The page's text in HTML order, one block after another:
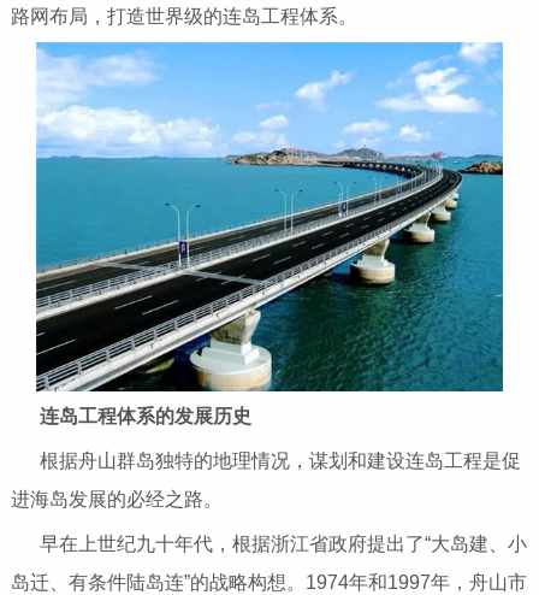
路网布局，打造世界级的连岛工程体系。
连岛工程体系的发展历史
根据舟山群岛独特的地理情况，谋划和建设连岛工程是促
进海岛发展的必经之路。
早在上世纪九十年代，根据浙江省政府提出了“大岛建、小
岛迁、有条件陆岛连”的战略构想。1974年和1997年，舟山市